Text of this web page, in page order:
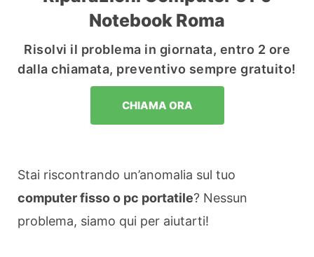
Notebook Roma
Risolvi il problema in giornata, entro 2 ore
dalla chiamata, preventivo sempre gratuito!
CHIAMA ORA
Stai riscontrando un’anomalia sul tuo
computer fisso o pc portatile? Nessun
problema, siamo qui per aiutarti!